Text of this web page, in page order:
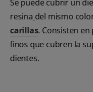
Se puede cubrir un
resina del mismo
carillas. Consisten
finos que cubren la
dientes.